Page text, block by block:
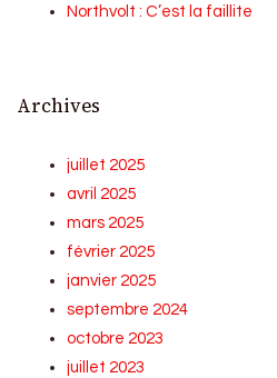
Northvolt : C’est la faillite
Archives
juillet 2025
avril 2025
mars 2025
février 2025
janvier 2025
septembre 2024
octobre 2023
juillet 2023